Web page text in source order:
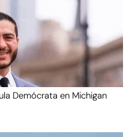
Demócrata en Michigan